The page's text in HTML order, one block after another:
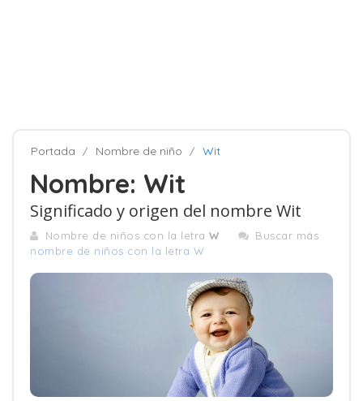
Portada Nombre de niño Wit
Nombre: Wit
Significado y origen del nombre Wit
Nombre de niños con la letra W
Buscar más
nombre de niños con la letra W